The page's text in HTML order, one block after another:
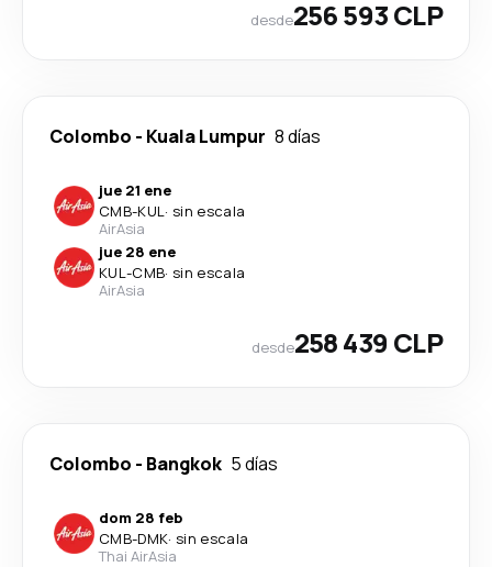
desde256 593 CLP
Colombo - Kuala Lumpur 8 días
jue 21 ene
CMB-KUL· sin escala
AirAsia
jue 28 ene
KUL-CMB· sin escala
AirAsia
desde258 439 CLP
Colombo - Bangkok 5 días
dom 28 feb
CMB-DMK· sin escala
Thai AirAsia